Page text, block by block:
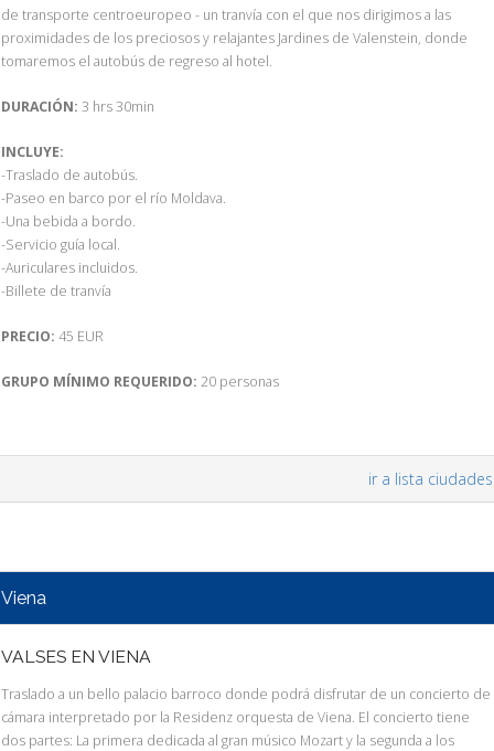
de transporte centroeuropeo - un tranvía con el que nos dirigimos a las
proximidades de los preciosos y relajantes Jardines de Valenstein, donde
tomaremos el autobús de regreso al hotel.
DURACIÓN: 3 hrs 30min
INCLUYE:
-Traslado de autobús.
-Paseo en barco por el río Moldava.
-Una bebida a bordo.
-Servicio guía local.
-Auriculares incluidos.
-Billete de tranvía
PRECIO: 45 EUR
GRUPO MÍNIMO REQUERIDO: 20 personas
ir a lista ciudades
Viena
VALSES EN VIENA
Traslado a un bello palacio barroco donde podrá disfrutar de un concierto de
cámara interpretado por la Residenz orquesta de Viena. El concierto tiene
dos partes: La primera dedicada al gran músico Mozart y la segunda a los